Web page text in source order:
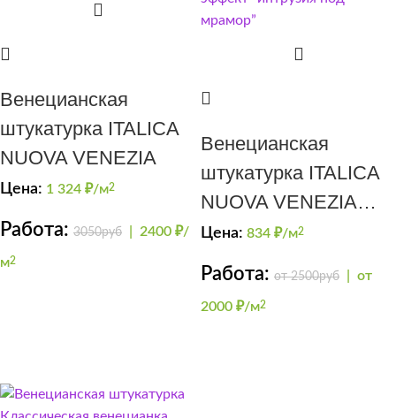
Венецианская
штукатурка ITALICA
NUOVA VENEZIA
Цена: 1 324 ₽/м2
Работа: 3050руб 2400 ₽/
м2
Венецианская
штукатурка ITALICA
NUOVA VENEZIA
эффект “интрузия
под мрамор”
Цена: 834 ₽/м2
Работа: от 2500руб от
2000 ₽/м2